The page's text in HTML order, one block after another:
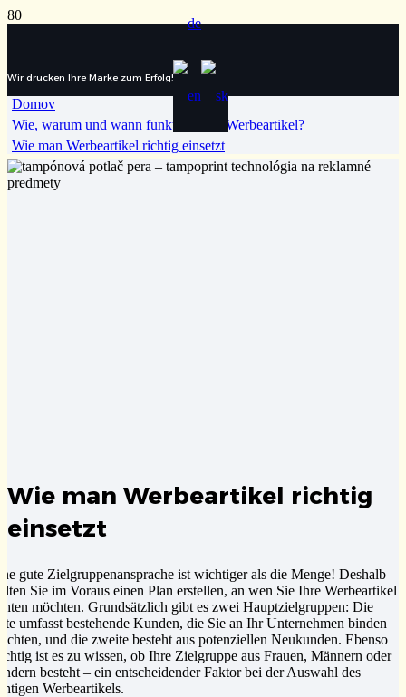
Wir drucken Ihre Marke zum Erfolg!
Domov
Wie, warum und wann funktionieren Werbeartikel?
Wie man Werbeartikel richtig einsetzt
Wie man Werbeartikel richtig
einsetzt
gute Zielgruppenansprache ist wichtiger als die Menge! Deshalb
Sie im Voraus einen Plan erstellen, an wen Sie Ihre Werbeartikel
möchten. Grundsätzlich gibt es zwei Hauptzielgruppen: Die
umfasst bestehende Kunden, die Sie an Ihr Unternehmen binden
und die zweite besteht aus potenziellen Neukunden. Ebenso
ist es zu wissen, ob Ihre Zielgruppe aus Frauen, Männern oder
besteht – ein entscheidender Faktor bei der Auswahl des
Werbeartikels.